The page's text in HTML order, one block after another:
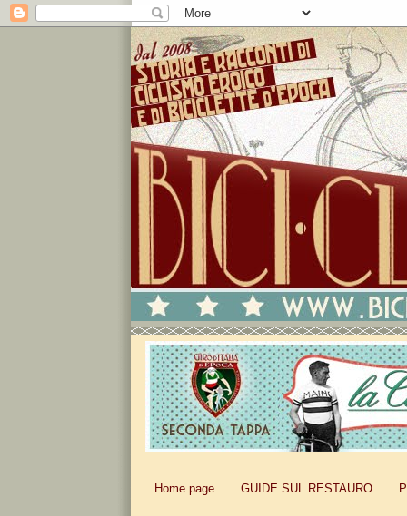
Home page GUIDE SUL RESTAURO